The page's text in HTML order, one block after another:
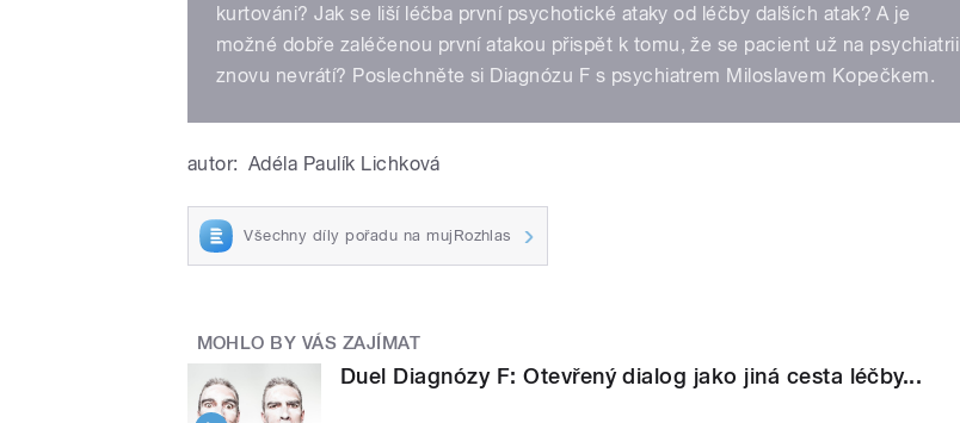
kurtováni? Jak se liší léčba první psychotické ataky od léčby dalších atak? A je
možné dobře zaléčenou první atakou přispět k tomu, že se pacient už na psychiatrii
znovu nevrátí? Poslechněte si Diagnózu F s psychiatrem Miloslavem Kopečkem.
autor: Adéla Paulík Lichková
Všechny díly pořadu na mujRozhlas
MOHLO BY VÁS ZAJÍMAT
Duel Diagnózy F: Otevřený dialog jako jiná cesta léčby...